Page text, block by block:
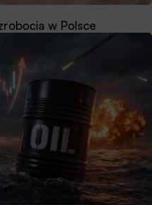
w Polsce